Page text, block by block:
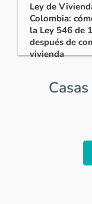
Ley de
Colombia:
la Ley 546 de
después de
vivienda